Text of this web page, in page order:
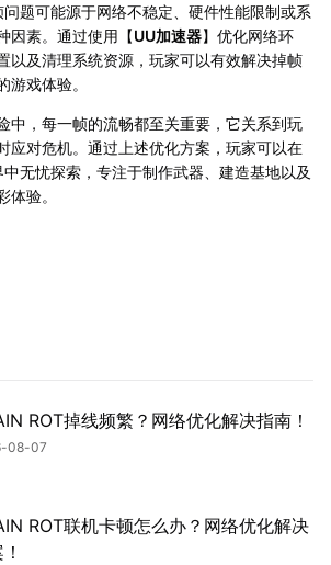
问题可能源于网络不稳定、硬件性能限制或系
因素。通过使用【UU加速器】优化网络环
以及清理系统资源，玩家可以有效解决掉帧
游戏体验。
中，每一帧的流畅都至关重要，它关系到玩
应对危机。通过上述优化方案，玩家可以在
中无忧探索，专注于制作武器、建造基地以及
体验。
ROT掉线频繁？网络优化解决指南！
08-07
ROT联机卡顿怎么办？网络优化解决